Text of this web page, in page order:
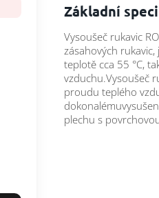
Základní
Vysoušeč rukavic
zásahových
teplotě cca 55 °C,
vzduchu.Vysoušeč
proudu teplého
plechu s